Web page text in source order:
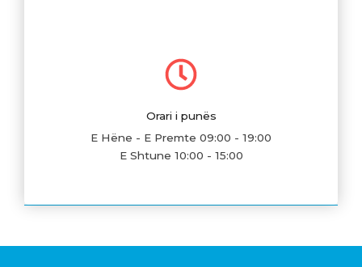
Orari i punës
E Hëne - E Premte 09:00 - 19:00
E Shtune 10:00 - 15:00